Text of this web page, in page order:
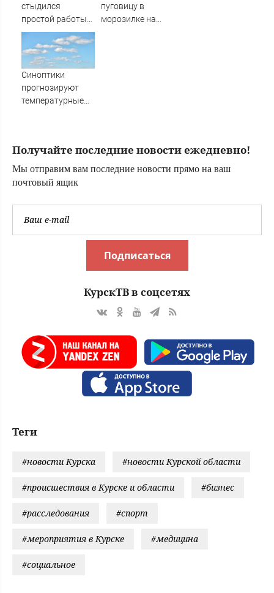
стыдился
простой работы
отца, пока не
узнал, ради чего
тот отказался от
карьеры -
пуговицу в
морозилке на
Синоптики
прогнозируют
температурные
Получайте последние новости ежедневно!
Мы отправим вам последние новости прямо на ваш
почтовый ящик
Подписаться
КурскТВ в соцсетях
Теги
#новости Курска #новости Курской области
#происшествия в Курске и области #бизнес
#расследования #спорт
#мероприятия в Курске #медицина
#социальное